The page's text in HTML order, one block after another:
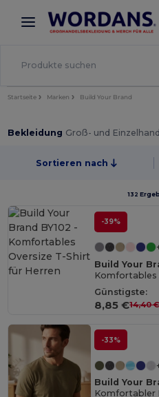
× Wordans App
Bessere Preise in der App!
Startseite Marken Build Your Brand
Bekleidung Groß- und
Sortieren nach
132
-39%
Build Your
Komfortables
Günstigste:
8,85 €14,40
-33%
Build Your